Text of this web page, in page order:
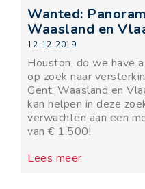
Wanted:
Waasland en
12-12-2019
Houston, do we have
op zoek naar
Gent, Waasland en
kan helpen in deze
verwachten aan een
van € 1.500!
Lees meer